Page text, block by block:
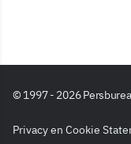
© 1997 - 2026
Privacy en Cookie